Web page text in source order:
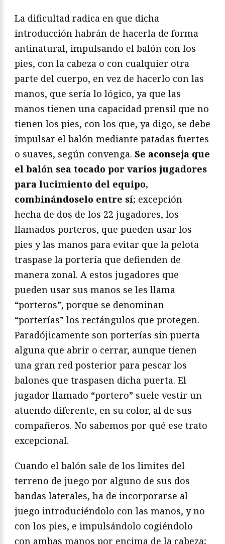
La dificultad radica en que dicha
introducción habrán de hacerla de forma
antinatural, impulsando el balón con los
pies, con la cabeza o con cualquier otra
parte del cuerpo, en vez de hacerlo con las
manos, que sería lo lógico, ya que las
manos tienen una capacidad prensil que no
tienen los pies, con los que, ya digo, se debe
impulsar el balón mediante patadas fuertes
o suaves, según convenga. Se aconseja que
el balón sea tocado por varios jugadores
para lucimiento del equipo,
combinándoselo entre sí; excepción
hecha de dos de los 22 jugadores, los
llamados porteros, que pueden usar los
pies y las manos para evitar que la pelota
traspase la portería que defienden de
manera zonal. A estos jugadores que
pueden usar sus manos se les llama
“porteros”, porque se denominan
“porterías” los rectángulos que protegen.
Paradójicamente son porterías sin puerta
alguna que abrir o cerrar, aunque tienen
una gran red posterior para pescar los
balones que traspasen dicha puerta. El
jugador llamado “portero” suele vestir un
atuendo diferente, en su color, al de sus
compañeros. No sabemos por qué ese trato
excepcional.
Cuando el balón sale de los limites del
terreno de juego por alguno de sus dos
bandas laterales, ha de incorporarse al
juego introduciéndolo con las manos, y no
con los pies, e impulsándolo cogiéndolo
con ambas manos por encima de la cabeza;